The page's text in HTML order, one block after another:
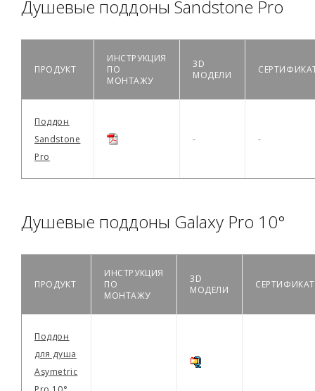
Душевые поддоны Sandstone Pro
ПРОДУКТ
ИНСТРУКЦИЯ
ПО
МОНТАЖУ
3D
МОДЕЛИ
Поддон
Sandstone
Pro
- -
Душевые поддоны Galaxy Pro 10°
ПРОДУКТ
ИНСТРУКЦИЯ
ПО
МОНТАЖУ
3D
МОДЕЛИ
СЕРТИФИКАТ
Поддон
для душа
Asymetric